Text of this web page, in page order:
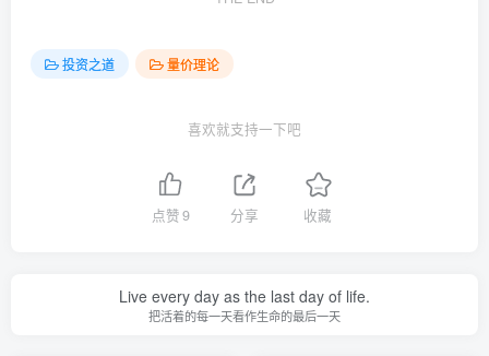
投资之道 量价理论
喜欢就支持一下吧
点赞9 分享 收藏
Live every day as the last day of life.
把活着的每一天看作生命的最后一天